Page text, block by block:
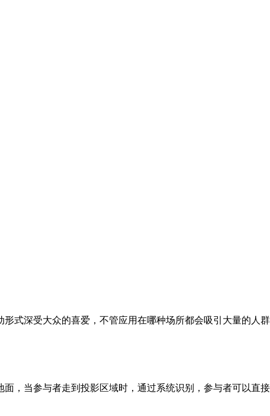
式深受大众的喜爱，不管应用在哪种场所都会吸引大量的人
，当参与者走到投影区域时，通过系统识别，参与者可以直